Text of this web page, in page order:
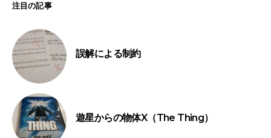
注目の記事
誤解による制約
遊星からの物体X（The Thing）